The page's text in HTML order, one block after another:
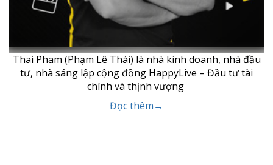
Thai Pham (Phạm Lê Thái) là nhà kinh doanh, nhà đầu
tư, nhà sáng lập cộng đồng HappyLive – Đầu tư tài
chính và thịnh vượng
Đọc thêm→